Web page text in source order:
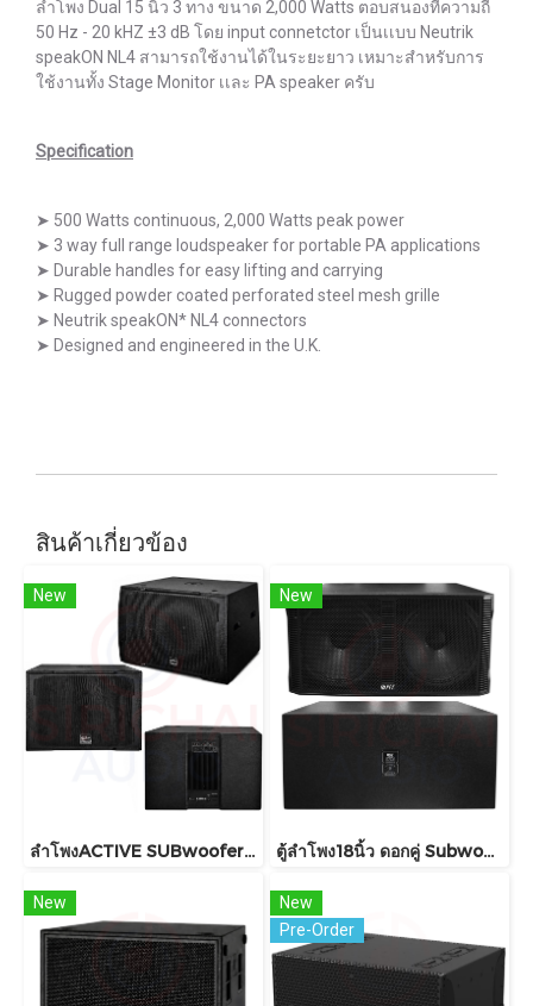
ลำโพง Dual 15 นิ้ว 3 ทาง ขนาด 2,000 Watts ตอบสนองที่ความถี่
50 Hz - 20 kHZ ±3 dB โดย input connetctor เป็นเเบบ Neutrik
speakON NL4 สามารถใช้งานได้ในระยะยาว เหมาะสำหรับการ
ใช้งานทั้ง Stage Monitor เเละ PA speaker ครับ
Specification
➤ 500 Watts continuous, 2,000 Watts peak power
➤ 3 way full range loudspeaker for portable PA applications
➤ Durable handles for easy lifting and carrying
➤ Rugged powder coated perforated steel mesh grille
➤ Neutrik speakON* NL4 connectors
➤ Designed and engineered in the U.K.
สินค้าเกี่ยวข้อง
New
ลำโพงACTIVE SUBwoofer ขนาด18นิ้ว TO18 PRO
New
ตู้ลำโพง18นิ้ว ดอกคู่ Subwoofer NPE รุ่น SUB-218P
New
New
Pre-Order